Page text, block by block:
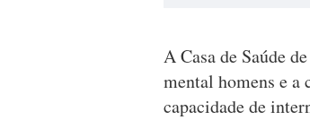
A Casa de Saúde
mental homens e a
capacidade de